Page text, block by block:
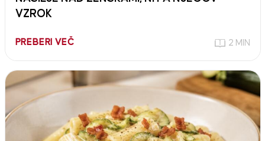
VZROK
PREBERI VEČ 2 MIN